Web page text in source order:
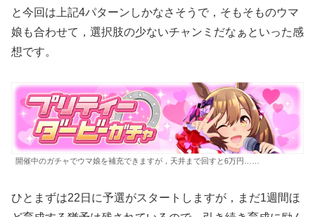
と今回は上記4パターンしかなさそうで，そもそものウマ
娘も合わせて，選択肢の少ないチャンミだなぁといった感
想です。
開催中のガチャでウマ娘を補充できますが，天井まで回すと6万円……
ひとまずは22日に予選がスタートしますが，まだ1週間ほ